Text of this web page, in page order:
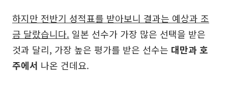
하지만 전반기 성적표를 받아보니 결과는 예상과 조
금 달랐습니다. 일본 선수가 가장 많은 선택을 받은
것과 달리, 가장 높은 평가를 받은 선수는 대만과 호
주에서 나온 건데요.